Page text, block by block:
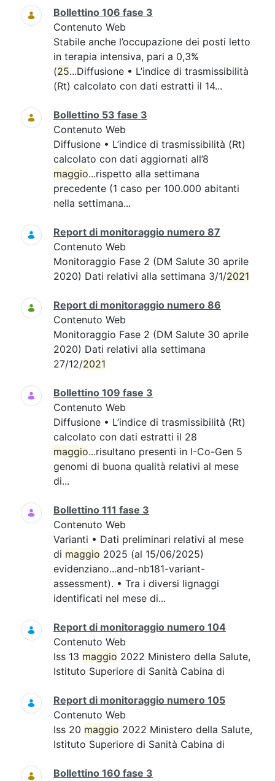
Bollettino 106 fase 3
Contenuto Web
Stabile anche l’occupazione dei posti letto
in terapia intensiva, pari a 0,3%
(25...Diffusione • L’indice di trasmissibilità
(Rt) calcolato con dati estratti il 14...
Bollettino 53 fase 3
Contenuto Web
Diffusione • L’indice di trasmissibilità (Rt)
calcolato con dati aggiornati all’8
maggio...rispetto alla settimana
precedente (1 caso per 100.000 abitanti
nella settimana...
Report di monitoraggio numero 87
Contenuto Web
Monitoraggio Fase 2 (DM Salute 30 aprile
2020) Dati relativi alla settimana 3/1/2021
Report di monitoraggio numero 86
Contenuto Web
Monitoraggio Fase 2 (DM Salute 30 aprile
2020) Dati relativi alla settimana
27/12/2021
Bollettino 109 fase 3
Contenuto Web
Diffusione • L’indice di trasmissibilità (Rt)
calcolato con dati estratti il 28
maggio...risultano presenti in I-Co-Gen 5
genomi di buona qualità relativi al mese
di...
Bollettino 111 fase 3
Contenuto Web
Varianti • Dati preliminari relativi al mese
di maggio 2025 (al 15/06/2025)
evidenziano...and-nb181-variant-
assessment). • Tra i diversi lignaggi
identificati nel mese di...
Report di monitoraggio numero 104
Contenuto Web
Iss 13 maggio 2022 Ministero della Salute,
Istituto Superiore di Sanità Cabina di
Report di monitoraggio numero 105
Contenuto Web
Iss 20 maggio 2022 Ministero della Salute,
Istituto Superiore di Sanità Cabina di
Bollettino 160 fase 3